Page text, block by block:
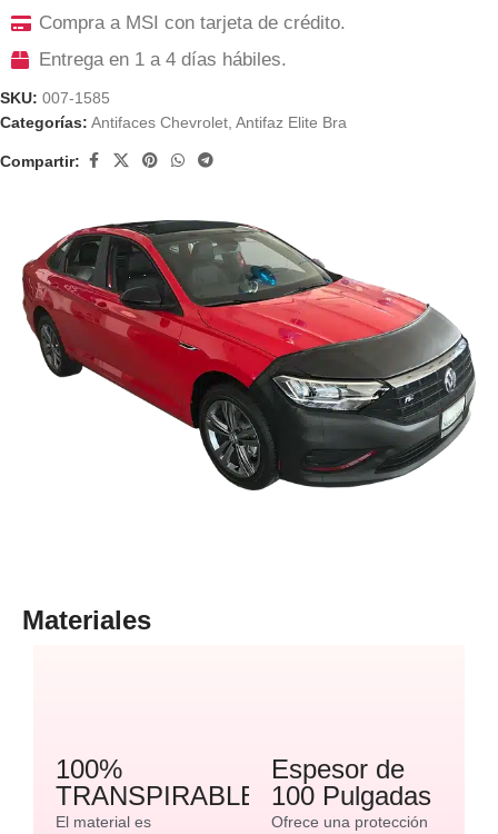
Compra a MSI con tarjeta de crédito.
Entrega en 1 a 4 días hábiles.
SKU: 007-1585
Categorías: Antifaces Chevrolet, Antifaz Elite Bra
Compartir:
Materiales
100%
TRANSPIRABLE
El material es
Espesor de
100 Pulgadas
Ofrece una protección